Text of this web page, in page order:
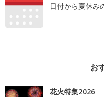
日付から夏休み
お
花火特集2026